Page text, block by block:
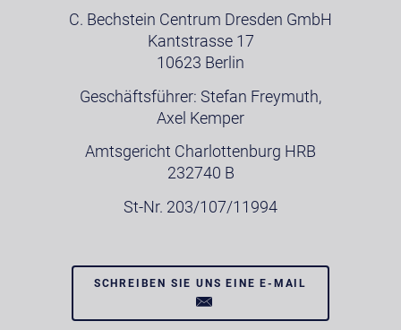
C. Bechstein Centrum Dresden GmbH
Kantstrasse 17
10623 Berlin
Geschäftsführer: Stefan Freymuth,
Axel Kemper
Amtsgericht Charlottenburg HRB
232740 B
St-Nr. 203/107/11994
SCHREIBEN SIE UNS EINE E-MAIL